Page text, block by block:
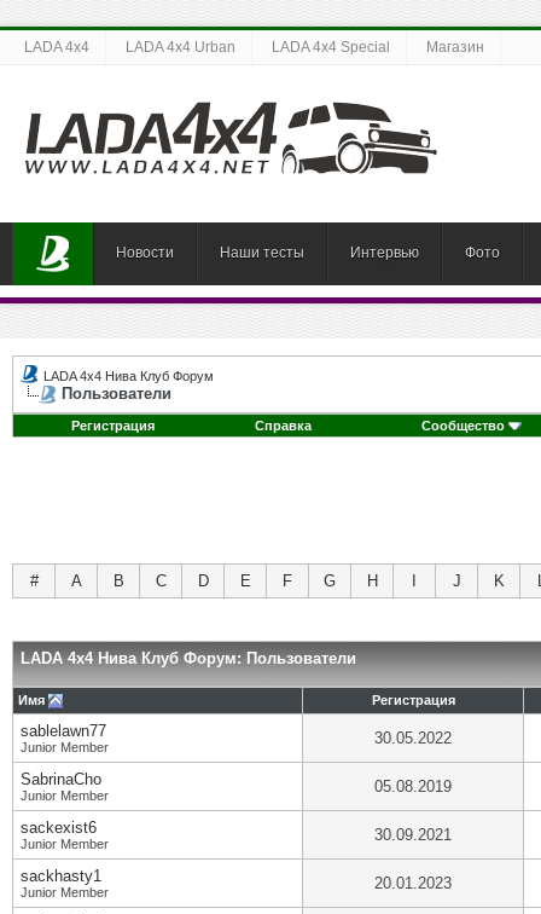
LADA 4x4 LADA 4x4 Urban LADA 4x4 Special Магазин
Новости Наши тесты Интервью Фото
LADA 4x4 Нива Клуб Форум
Пользователи
Регистрация Справка Сообщество
# A B C D E F G H J K
LADA 4x4 Нива Клуб Форум: Пользователи
Имя Регистрация
sablelawn77
Junior Member 30.05.2022
SabrinaCho
Junior Member 05.08.2019
sackexist6
Junior Member 30.09.2021
sackhasty1
Junior Member 20.01.2023